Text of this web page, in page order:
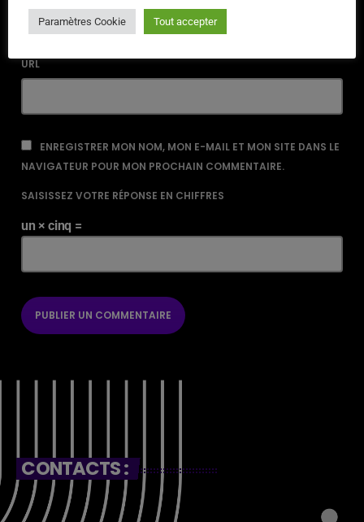
URL
ENREGISTRER MON NOM, MON E-MAIL ET MON SITE DANS LE
NAVIGATEUR POUR MON PROCHAIN COMMENTAIRE.
SAISISSEZ VOTRE RÉPONSE EN CHIFFRES
un × cinq =
CONTACTS :
Paramètres Cookie Tout accepter